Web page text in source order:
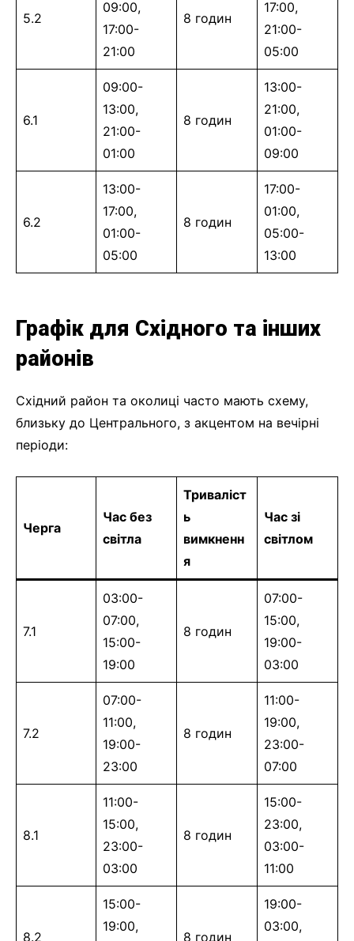
5.2
09:00,
17:00-
21:00
8 годин
17:00,
21:00-
05:00
6.1
09:00-
13:00,
21:00-
01:00
8 годин
13:00-
21:00,
01:00-
09:00
6.2
13:00-
17:00,
01:00-
05:00
8 годин
17:00-
01:00,
05:00-
13:00
Графік для Східного та інших
районів
Східний район та околиці часто мають схему,
близьку до Центрального, з акцентом на вечірні
періоди:
Черга
Час без
світла
Триваліст
ь
вимкненн
я
Час зі
світлом
7.1
03:00-
07:00,
15:00-
19:00
8 годин
07:00-
15:00,
19:00-
03:00
7.2
07:00-
11:00,
19:00-
23:00
8 годин
11:00-
19:00,
23:00-
07:00
8.1
11:00-
15:00,
23:00-
03:00
8 годин
15:00-
23:00,
03:00-
11:00
8.2
15:00-
19:00,
8 годин
19:00-
03:00,